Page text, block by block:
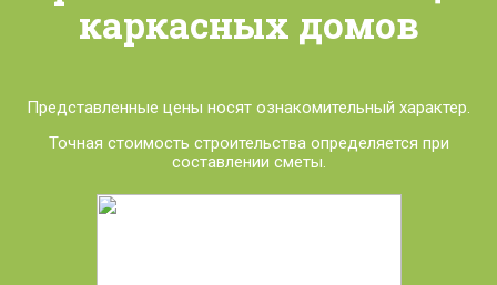
каркасных домов
Представленные цены носят ознакомительный характер.
Точная стоимость строительства определяется при
составлении сметы.